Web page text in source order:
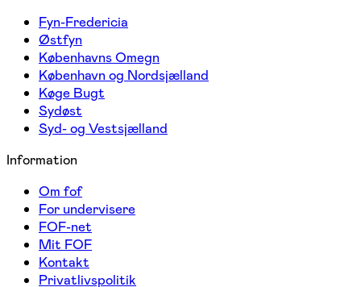
Fyn-Fredericia
Østfyn
Københavns Omegn
København og Nordsjælland
Køge Bugt
Sydøst
Syd- og Vestsjælland
Information
Om fof
For undervisere
FOF-net
Mit FOF
Kontakt
Privatlivspolitik